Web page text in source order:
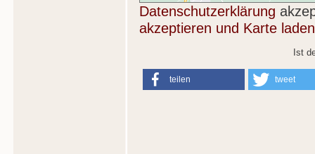
Datenschutzerklärung
akzeptieren und Karte laden
Ist
teilen tweet